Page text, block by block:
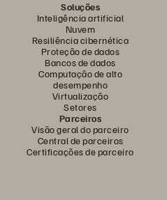
Soluções
Inteligência artificial
Nuvem
Resiliência cibernética
Proteção de dados
Bancos de dados
Computação de alto
desempenho
Virtualização
Setores
Parceiros
Visão geral do parceiro
Central de parceiros
Certificações de parceiro